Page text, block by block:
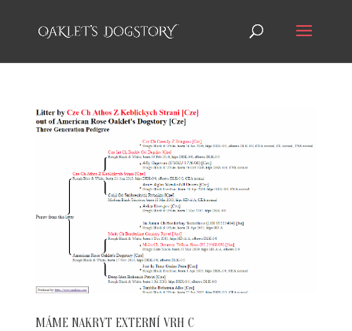
MÁME NAKRYT EXTERNÍ VRH C